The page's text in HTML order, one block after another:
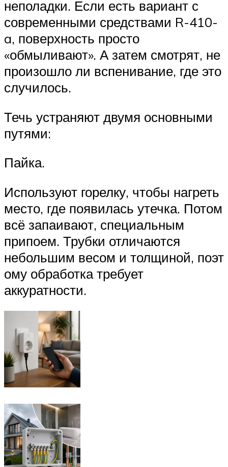
неполадки. Если есть вариант с
современными средствами R-410-
a, поверхность просто
«обмыливают». А затем смотрят, не
произошло ли вспенивание, где это
случилось.
Течь устраняют двумя основными
путями:
Пайка.
Используют горелку, чтобы нагреть
место, где появилась утечка. Потом
всё запаивают, специальным
припоем. Трубки отличаются
небольшим весом и толщиной, поэт
ому обработка требует
аккуратности.